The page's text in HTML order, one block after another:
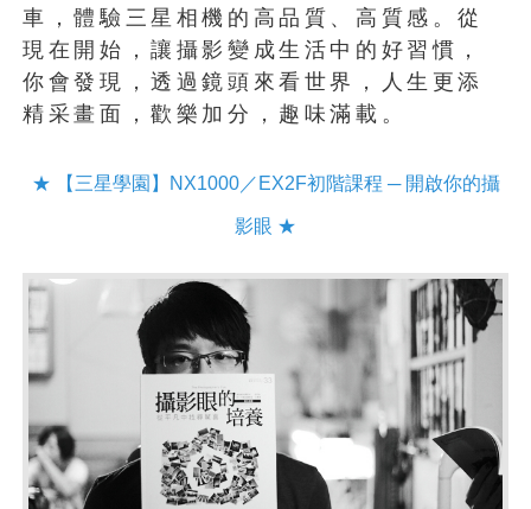
車，體驗三星相機的高品質、高質感。從
現在開始，讓攝影變成生活中的好習慣，
你會發現，透過鏡頭來看世界，人生更添
精采畫面，歡樂加分，趣味滿載。
★ 【三星學園】NX1000／EX2F初階課程 ─ 開啟你的攝
影眼 ★